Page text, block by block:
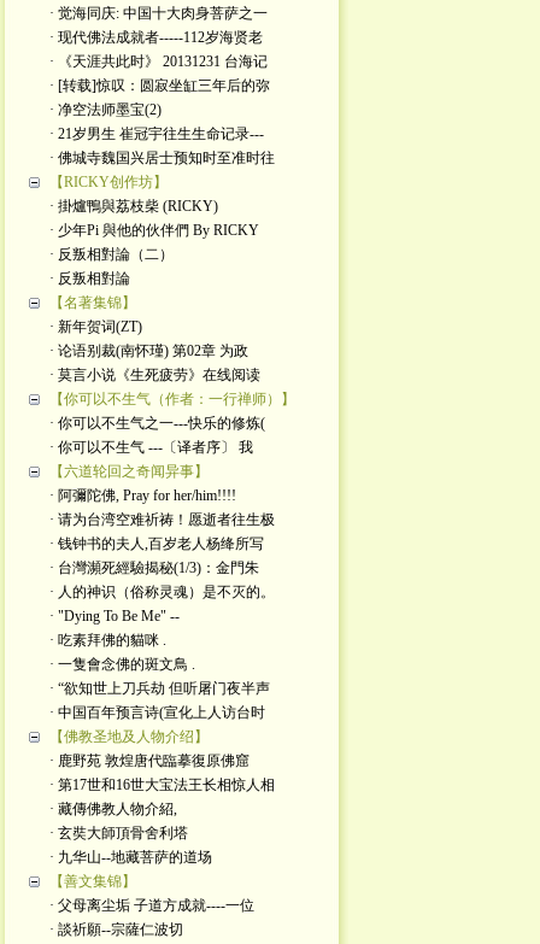
· 觉海同庆: 中国十大肉身菩萨之一
· 现代佛法成就者-----112岁海贤老
· 《天涯共此时》 20131231 台海记
· [转载]惊叹：圆寂坐缸三年后的弥
· 净空法师墨宝(2)
· 21岁男生 崔冠宇往生生命记录---
· 佛城寺魏国兴居士预知时至准时往
【RICKY创作坊】
· 掛爐鴨與荔枝柴 (RICKY)
· 少年Pi 與他的伙伴們 By RICKY
· 反叛相對論（二）
· 反叛相對論
【名著集锦】
· 新年贺词(ZT)
· 论语别裁(南怀瑾) 第02章 为政
· 莫言小说《生死疲劳》在线阅读
【你可以不生气（作者：一行禅师）】
· 你可以不生气之一---快乐的修炼(
· 你可以不生气 ---〔译者序〕 我
【六道轮回之奇闻异事】
· 阿彌陀佛, Pray for her/him!!!!
· 请为台湾空难祈祷！愿逝者往生极
· 钱钟书的夫人,百岁老人杨绛所写
· 台灣瀕死經驗揭秘(1/3)：金門朱
· 人的神识（俗称灵魂）是不灭的。
· "Dying To Be Me" --
· 吃素拜佛的貓咪 .
· 一隻會念佛的斑文鳥 .
· “欲知世上刀兵劫 但听屠门夜半声
· 中国百年预言诗(宣化上人访台时
【佛教圣地及人物介绍】
· 鹿野苑 敦煌唐代臨摹復原佛窟
· 第17世和16世大宝法王长相惊人相
· 藏傳佛教人物介紹,
· 玄奘大師頂骨舍利塔
· 九华山--地藏菩萨的道场
【善文集锦】
· 父母离尘垢 子道方成就----一位
· 談祈願--宗薩仁波切